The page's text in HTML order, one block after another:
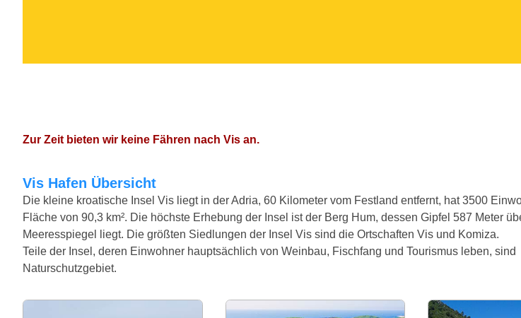
Zur Zeit bieten wir keine Fähren nach Vis an.
Vis Hafen Übersicht
Die kleine kroatische Insel Vis liegt in der Adria, 60 Kilometer vom Festland entfernt, hat 3500
Fläche von 90,3 km². Die höchste Erhebung der Insel ist der Berg Hum, dessen Gipfel 587 Meter
Meeresspiegel liegt. Die größten Siedlungen der Insel Vis sind die Ortschaften Vis und Komiza.
Teile der Insel, deren Einwohner hauptsächlich von Weinbau, Fischfang und Tourismus leben, sind
Naturschutzgebiet.